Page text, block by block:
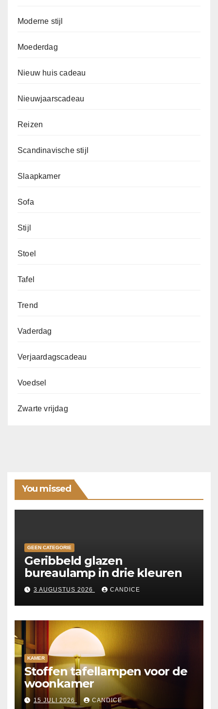
Moderne stijl
Moederdag
Nieuw huis cadeau
Nieuwjaarscadeau
Reizen
Scandinavische stijl
Slaapkamer
Sofa
Stijl
Stoel
Tafel
Trend
Vaderdag
Verjaardagscadeau
Voedsel
Zwarte vrijdag
You missed
GEEN CATEGORIE
Geribbeld glazen
bureaulamp in drie kleuren
3 AUGUSTUS 2026 CANDICE
KAMER
Stoffen tafellampen voor de
woonkamer
15 JULI 2026 CANDICE